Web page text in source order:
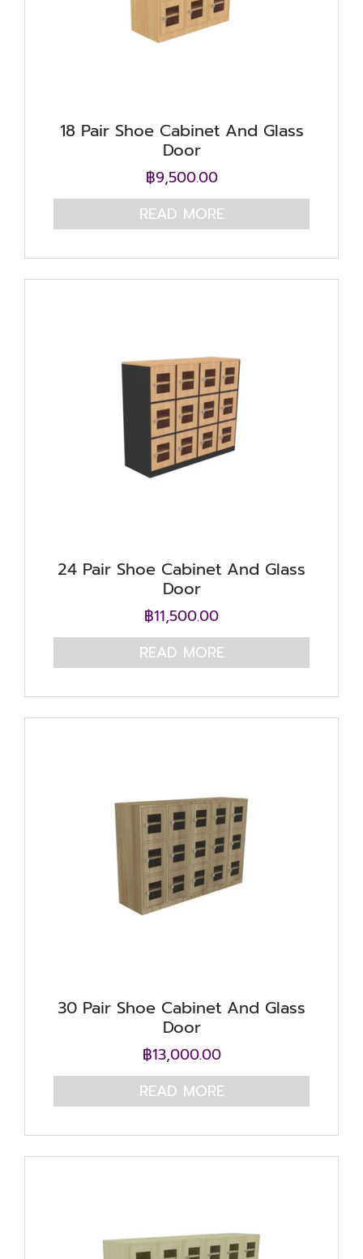
18 Pair Shoe Cabinet And Glass
Door
฿9,500.00
READ MORE
24 Pair Shoe Cabinet And Glass
Door
฿11,500.00
READ MORE
30 Pair Shoe Cabinet And Glass
Door
฿13,000.00
READ MORE